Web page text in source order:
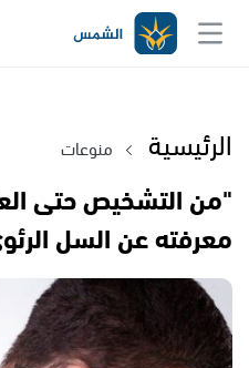
الرئيسية منوعات
"من التشخيص حتى
معرفته عن السل